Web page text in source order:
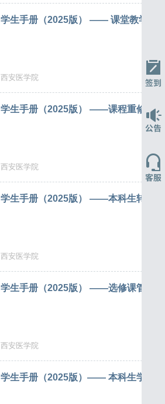
学生手册（2025版） ——
西安医学院
学生手册（2025版） ——课程重修
西安医学院
学生手册（2025版） ——本科生转
西安医学院
学生手册（2025版） ——选修课管
西安医学院
学生手册（2025版）—— 本